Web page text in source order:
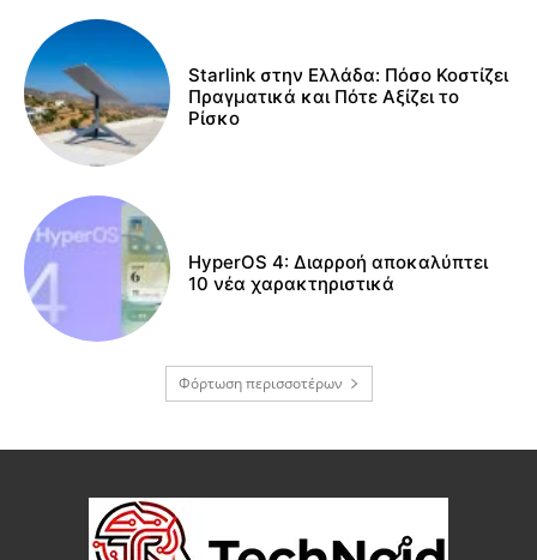
Starlink στην Ελλάδα: Πόσο Κοστίζει
Πραγματικά και Πότε Αξίζει το
Ρίσκο
HyperOS 4: Διαρροή αποκαλύπτει
10 νέα χαρακτηριστικά
Φόρτωση περισσοτέρων